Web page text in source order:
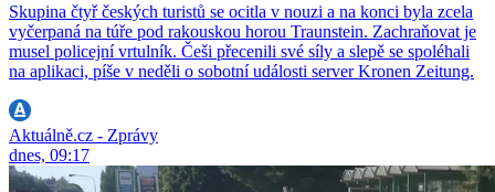
Skupina čtyř českých turistů se ocitla v nouzi a na konci byla zcela
vyčerpaná na túře pod rakouskou horou Traunstein. Zachraňovat je
musel policejní vrtulník. Češi přecenili své síly a slepě se spoléhali
na aplikaci, píše v neděli o sobotní události server Kronen Zeitung.
Aktuálně.cz - Zprávy
dnes, 09:17